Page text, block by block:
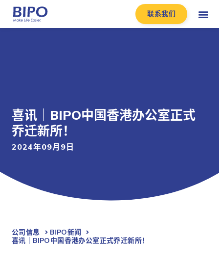
联系我们
喜讯｜BIPO中国香港办公室正式
乔迁新所！
2024年09月9日
公司信息
BIPO新闻​
喜讯｜BIPO中国香港办公室正式乔迁新所！